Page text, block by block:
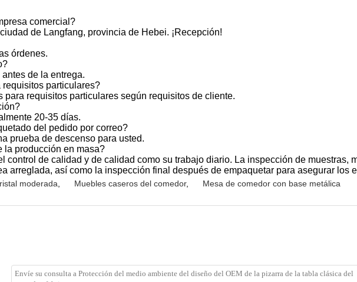
comercial?
de Langfang, provincia de Hebei. ¡Recepción!
órdenes.
de la entrega.
particulares?
para requisitos particulares según requisitos de cliente.
20-35 días.
del pedido por correo?
prueba de descenso para usted.
la producción en masa?
control de calidad y de calidad como su trabajo diario. La inspección de muestras,
arreglada, así como la inspección final después de empaquetar para asegurar los
moderada Muebles caseros del comedor, Mesa de comedor con base metálica